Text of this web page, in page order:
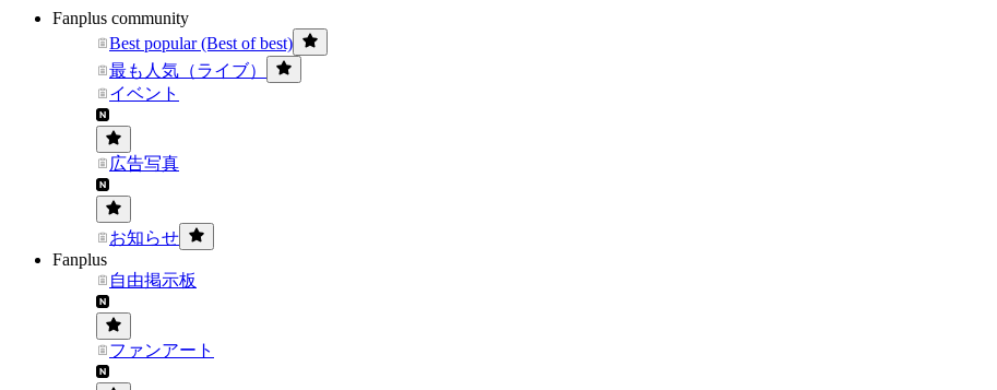
Fanplus community
Best popular (Best of best)
最も人気（ライブ）
イベント
広告写真
お知らせ
Fanplus
自由掲示板
ファンアート